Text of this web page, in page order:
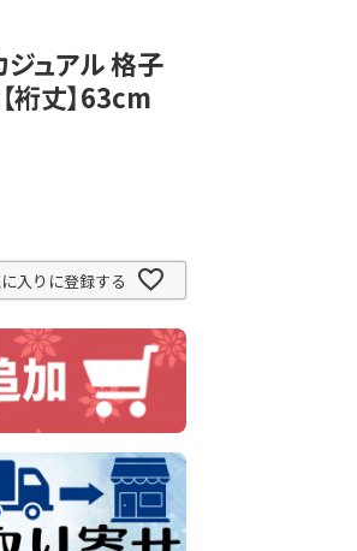
ジュアル 格子
裄丈】63cm
入りに登録する